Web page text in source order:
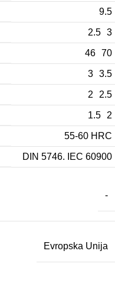
9.5
2.5 3
46 70
3 3.5
2 2.5
1.5 2
55-60 HRC
DIN 5746. IEC 60900
-
Evropska Unija